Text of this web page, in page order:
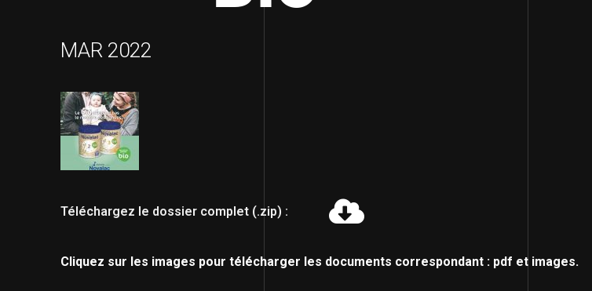
MAR 2022
Téléchargez le dossier complet (.zip) :
Cliquez sur les images pour télécharger les documents correspondant : pdf et images.